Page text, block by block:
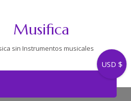
Musifica
sin Instrumentos musicales
USD $